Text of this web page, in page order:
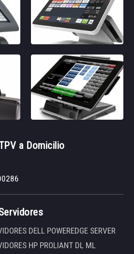
a Domicilio
DELL POWEREDGE SERVER
HP PROLIANT DL ML